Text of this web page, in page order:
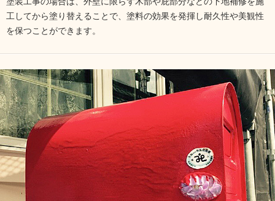
工してから塗り替えることで、塗料の効果を発揮し耐久性や美観性
を保つことができます。